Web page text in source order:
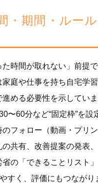
・期間・ルー
時間が取れない」前提
庭や仕事を持ち自宅学
める必要性を示してい
〜60分など“固定枠”を
フォロー（動画・プリ
共有、改善提案の発表
の「できることリスト
すく、評価にもつながり